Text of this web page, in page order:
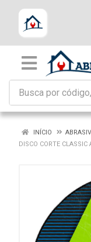
INÍCIO
DISCO CORTE